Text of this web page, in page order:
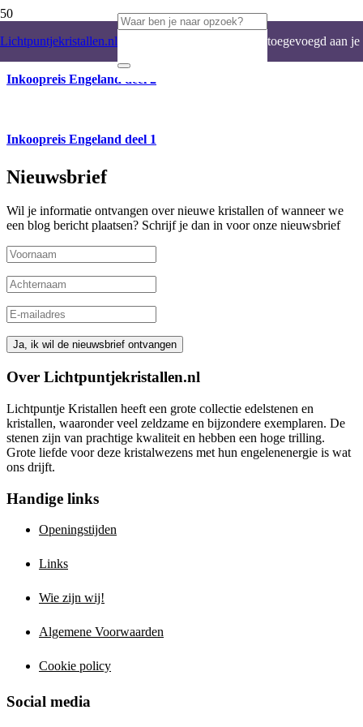
Lichtpuntjekristallen.nl toegevoegd aan je
Inkoopreis Engeland deel 2
Inkoopreis Engeland deel 1
Nieuwsbrief
Wil je informatie ontvangen over nieuwe kristallen of wanneer we
een blog bericht plaatsen? Schrijf je dan in voor onze nieuwsbrief
Over Lichtpuntjekristallen.nl
Lichtpuntje Kristallen heeft een grote collectie edelstenen en
kristallen, waaronder veel zeldzame en bijzondere exemplaren. De
stenen zijn van prachtige kwaliteit en hebben een hoge trilling.
Grote liefde voor deze kristalwezens met hun engelenenergie is wat
ons drijft.
Handige links
Openingstijden
Links
Wie zijn wij!
Algemene Voorwaarden
Cookie policy
Social media